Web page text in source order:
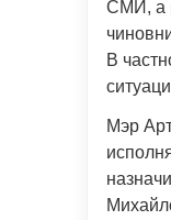
СМИ, а
В
Мэр